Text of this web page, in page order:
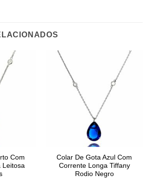
Com
Leitosa
Colar De Gota Azul Com
Corrente Longa Tiffany
Rodio Negro